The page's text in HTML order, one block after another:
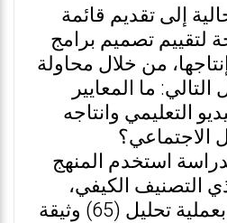
إلى تقديم قائمة
لتقييم تصميم برامج
من خلال محاولة
ما المعايير
التعليمي وانتاجه
الاجتماعي؟
استخدم المنهج
التصنيف الكيفي،
حيث قام الباحثان بعملية تحليل (65) وثيقة